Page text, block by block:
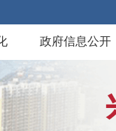
政府信息公开